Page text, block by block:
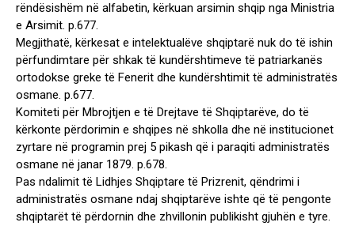
rëndësishëm në alfabetin, kërkuan arsimin shqip nga Ministria
e Arsimit. p.677.
Megjithatë, kërkesat e intelektualëve shqiptarë nuk do të ishin
përfundimtare për shkak të kundërshtimeve të patriarkanës
ortodokse greke të Fenerit dhe kundërshtimit të administratës
osmane. p.677.
Komiteti për Mbrojtjen e të Drejtave të Shqiptarëve, do të
kërkonte përdorimin e shqipes në shkolla dhe në institucionet
zyrtare në programin prej 5 pikash që i paraqiti administratës
osmane në janar 1879. p.678.
Pas ndalimit të Lidhjes Shqiptare të Prizrenit, qëndrimi i
administratës osmane ndaj shqiptarëve ishte që të pengonte
shqiptarët të përdornin dhe zhvillonin publikisht gjuhën e tyre.